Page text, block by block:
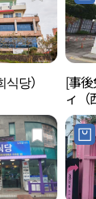
당）
[事
ィ（